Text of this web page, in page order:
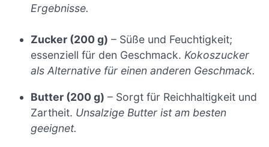
Ergebnisse.
Zucker (200 g) – Süße und Feuchtigkeit;
essenziell für den Geschmack.Kokoszucker
als Alternative für einen anderen Geschmack.
Butter (200 g) – Sorgt für Reichhaltigkeit und
Zartheit. Unsalzige Butter ist am besten
geeignet.